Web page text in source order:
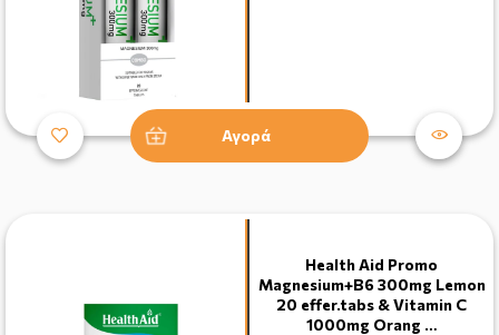
Αγορά
Health Aid Promo
Magnesium+B6 300mg Lemon
20 effer.tabs & Vitamin C
1000mg Orang …